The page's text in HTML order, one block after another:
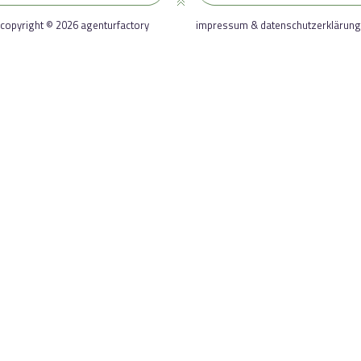
copyright © 2026 agenturfactory impressum & datenschutzerklärung